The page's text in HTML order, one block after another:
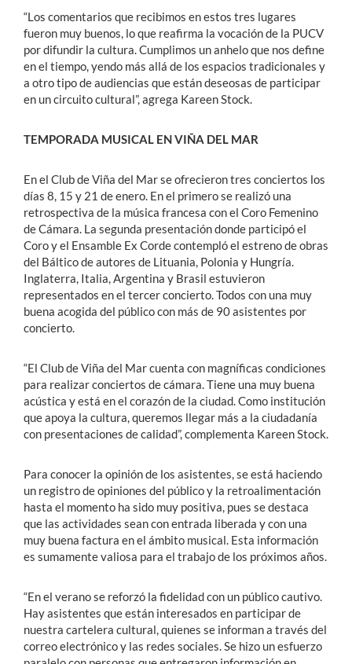
“Los comentarios que recibimos en estos tres lugares
fueron muy buenos, lo que reafirma la vocación de la PUCV
por difundir la cultura. Cumplimos un anhelo que nos define
en el tiempo, yendo más allá de los espacios tradicionales y
a otro tipo de audiencias que están deseosas de participar
en un circuito cultural”, agrega Kareen Stock.
TEMPORADA MUSICAL EN VIÑA DEL MAR
En el Club de Viña del Mar se ofrecieron tres conciertos los
días 8, 15 y 21 de enero. En el primero se realizó una
retrospectiva de la música francesa con el Coro Femenino
de Cámara. La segunda presentación donde participó el
Coro y el Ensamble Ex Corde contempló el estreno de obras
del Báltico de autores de Lituania, Polonia y Hungría.
Inglaterra, Italia, Argentina y Brasil estuvieron
representados en el tercer concierto. Todos con una muy
buena acogida del público con más de 90 asistentes por
concierto.
“El Club de Viña del Mar cuenta con magníficas condiciones
para realizar conciertos de cámara. Tiene una muy buena
acústica y está en el corazón de la ciudad. Como institución
que apoya la cultura, queremos llegar más a la ciudadanía
con presentaciones de calidad”, complementa Kareen Stock.
Para conocer la opinión de los asistentes, se está haciendo
un registro de opiniones del público y la retroalimentación
hasta el momento ha sido muy positiva, pues se destaca
que las actividades sean con entrada liberada y con una
muy buena factura en el ámbito musical. Esta información
es sumamente valiosa para el trabajo de los próximos años.
“En el verano se reforzó la fidelidad con un público cautivo.
Hay asistentes que están interesados en participar de
nuestra cartelera cultural, quienes se informan a través del
correo electrónico y las redes sociales. Se hizo un esfuerzo